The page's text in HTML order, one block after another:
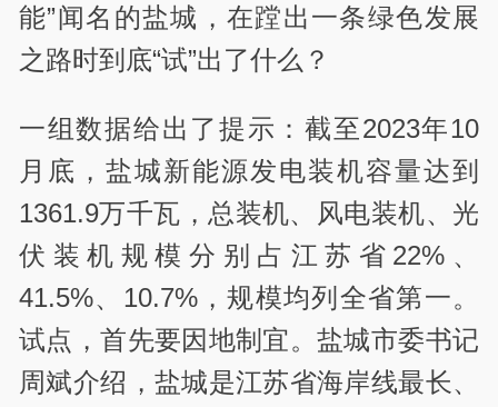
能”闻名的盐城，在蹚出一条绿色发展
之路时到底“试”出了什么？
一组数据给出了提示：截至2023年10
月底，盐城新能源发电装机容量达到
1361.9万千瓦，总装机、风电装机、光
伏装机规模分别占江苏省22%、
41.5%、10.7%，规模均列全省第一。
试点，首先要因地制宜。盐城市委书记
周斌介绍，盐城是江苏省海岸线最长、